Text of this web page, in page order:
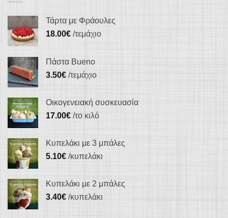
Τάρτα με Φράουλες
18.00€ /τεμάχιο
Πάστα Bueno
3.50€ /τεμάχιο
Οικογενειακή συσκευασία
17.00€ /το κιλό
Κυπελάκι με 3 μπάλες
5.10€ /κυπελάκι
Κυπελάκι με 2 μπάλες
3.40€ /κυπελάκι